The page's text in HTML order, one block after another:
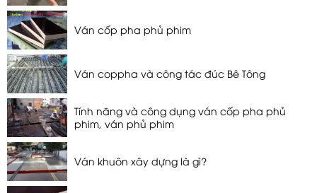
Ván cốp pha phủ phim
Ván coppha và công tác đúc Bê Tông
Tính năng và công dụng ván cốp pha phủ
phim, ván phủ phim
Ván khuôn xây dựng là gì?